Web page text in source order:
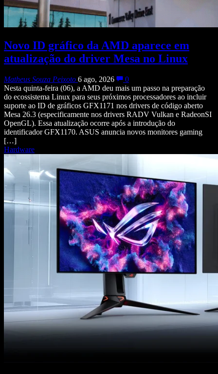
Novo ID gráfico da AMD aparece em
atualização do driver Mesa no Linux
Matheus Souza Peixoto 6 ago, 2026
0
Nesta quinta-feira (06), a AMD deu mais um passo na preparação
do ecossistema Linux para seus próximos processadores ao incluir
suporte ao ID de gráficos GFX1171 nos drivers de código aberto
Mesa 26.3 (especificamente nos drivers RADV Vulkan e RadeonSI
OpenGL). Essa atualização ocorre após a introdução do
identificador GFX1170. ASUS anuncia novos monitores gaming
[…]
Hardware